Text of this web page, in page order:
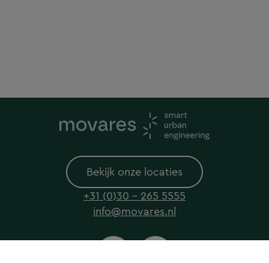
Bekijk onze locaties
+31 (0)30 - 265 5555
info@movares.nl